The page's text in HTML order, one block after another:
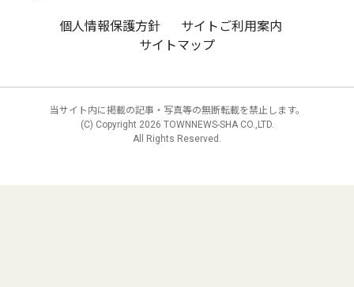
個人情報保護方針
サイトご利用案内
サイトマップ
当サイト内に掲載の記事・写真等の無断転載を禁止します。
(C) Copyright 2026 TOWNNEWS-SHA CO.,LTD.
All Rights Reserved.